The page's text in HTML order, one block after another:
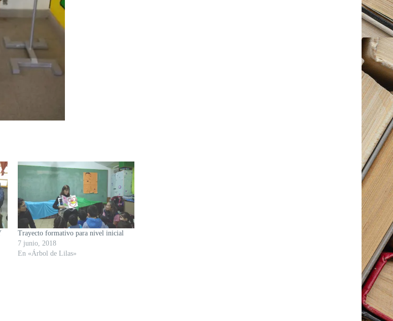
Trayecto formativo para nivel inicial
7 junio, 2018
En «Árbol de Lilas»